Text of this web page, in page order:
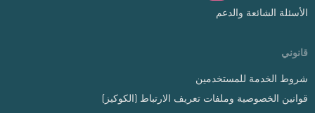
الأسئلة الشائعة والدعم
قانوني
شروط الخدمة للمستخدمين
قوانين الخصوصية وملفات تعريف الارتباط (الكوكيز)